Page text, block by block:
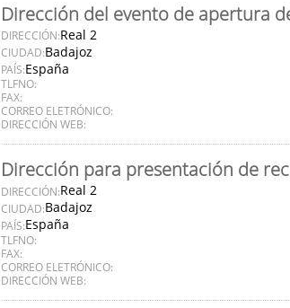
Dirección del evento de apertura
DIRECCIÓN:Real 2
CIUDAD:Badajoz
PAÍS:España
TLFNO:
FAX:
CORREO ELETRÓNICO:
DIRECCIÓN WEB:
Dirección para presentación de
DIRECCIÓN:Real 2
CIUDAD:Badajoz
PAÍS:España
TLFNO:
FAX:
CORREO ELETRÓNICO:
DIRECCIÓN WEB: